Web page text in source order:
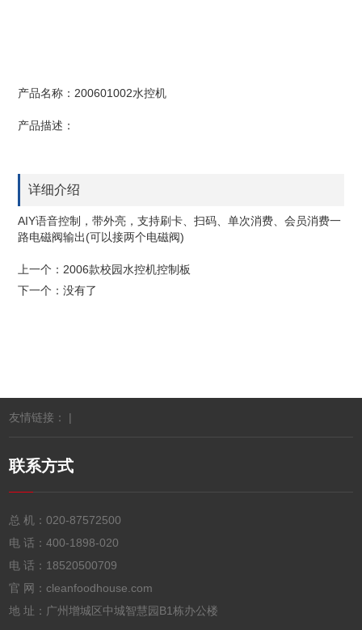
产品名称：200601002水控机
产品描述：
详细介绍
AIY语音控制，带外亮，支持刷卡、扫码、单次消费、会员消费一
路电磁阀输出(可以接两个电磁阀)
上一个： 2006款校园水控机控制板
下一个：没有了
友情链接： |
联系方式
总 机：020-87572500
电 话：400-1898-020
电 话： 18520500709
官 网：cleanfoodhouse.com
地 址：广州增城区中城智慧园B1栋办公楼